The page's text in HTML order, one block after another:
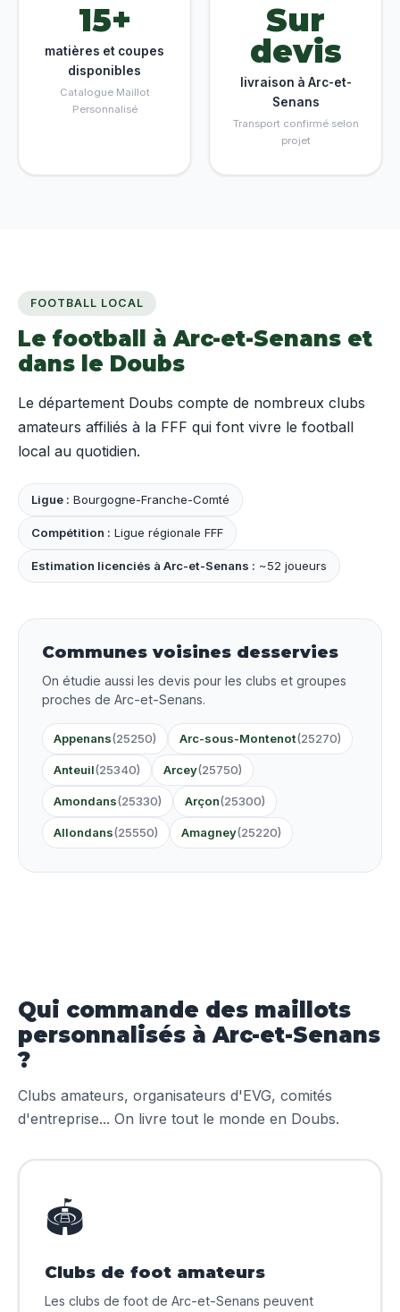
15+
matières et coupes
disponibles
Catalogue Maillot
Personnalisé
Sur
devis
livraison à Arc-et-
Senans
Transport confirmé selon
projet
FOOTBALL LOCAL
Le football à Arc-et-Senans et
dans le Doubs
Le département Doubs compte de nombreux clubs
amateurs affiliés à la FFF qui font vivre le football
local au quotidien.
Ligue : Bourgogne-Franche-Comté
Compétition : Ligue régionale FFF
Estimation licenciés à Arc-et-Senans : ~52 joueurs
Communes voisines desservies
On étudie aussi les devis pour les clubs et groupes
proches de Arc-et-Senans.
Appenans(25250) Arc-sous-Montenot(25270)
Anteuil(25340) Arcey(25750)
Amondans(25330) Arçon(25300)
Allondans(25550) Amagney(25220)
Qui commande des maillots
personnalisés à Arc-et-Senans
?
Clubs amateurs, organisateurs d'EVG, comités
d'entreprise... On livre tout le monde en Doubs.
🏟️
Clubs de foot amateurs
Les clubs de foot de Arc-et-Senans peuvent